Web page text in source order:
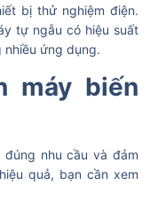
bị thử nghiệm điện.
tự ngẫu có hiệu suất
ứng dụng.
máy biến
nhu cầu và đảm
quả, bạn cần xem